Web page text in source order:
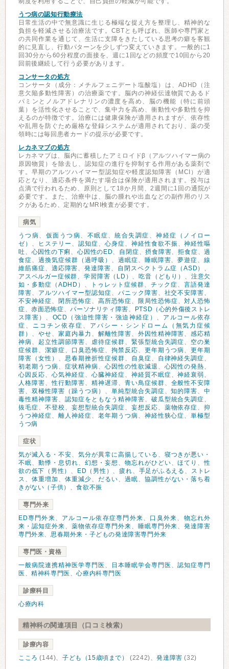
うつ病の認知行動療法
日常生活の中で無意識に生じる極端な捉え方を整理し、精神的な
負担を軽減させる治療法です。CBTとも呼ばれ、医師や専門家と
の共同作業を通じて、生活に支障をきたしている思考の癖を客観
的に見直し、行動パターンを少しずつ変えていきます。一般的に1
回30分から60分程度の面接を、週に1回などの頻度で10回から20
回前後継続して行う必要があります。
コンサータの処方
コンサータ（成分：メチルフェニデート塩酸塩）は、ADHD（注
意欠陥多動性障害）の治療薬です。脳内の神経伝達物質であるド
パミンとノルアドレナリンの濃度を高め、脳の機能（特に前頭
葉）を活性化させることで、集中力を高め、衝動性や多動性を抑
えるのが特徴です。治療には健康保険が適用されますが、依存性
や乱用を防ぐため厳格な登録システムが適用されており、薬の受
領時には毎回患者カードの提示が必要です。
レカネマブの処方
レカネマブは、脳内に蓄積したアミロイドβ（アルツハイマー病の
原因物質）を除去し、認知症の進行を抑制する作用がある薬剤で
す。早期のアルツハイマー型認知症や軽度認知障害（MCI）が適
応となり、適応条件を満たす場合は保険が適用されます。投与は
点滴で行われるため、原則として18か月間、2週間に1回の通院が
必要です。また、治療中は、脳の腫れや出血などの副作用のリス
クがあるため、定期的なMRI検査が必要です。
病気
うつ病、 仮面うつ病、 不眠症、統合失調症 、神経症（ノイロー
ゼ） 、 ヒステリー 、 認知症、 心身症、 神経性食欲不振 、神経性嘔
吐、 心因性の下痢 、 心因性のED、 自閉症、摂食障害、拒食症、過
食症、 過換気症候群（過呼吸） 、 過眠症、 睡眠障害、夢遊症、線
維筋痛症、 適応障害、発達障害、 自閉スペクトラム症（ASD） 、
アスペルガー症候群、学習障害（LD） 、吃音（どもり） 、 注意欠
如・多動症（ADHD） 、 トゥレット症候群、チック症、言語発達
障害、 アルツハイマー型認知症、 パニック障害、 社交不安障害、
不安神経症、 閉所恐怖症、 高所恐怖症、 限局性恐怖症、対人恐怖
症、赤面恐怖症、パーソナリティ障害、
PTSD（心的外傷後ストレ
ス障害） 、 OCD（強迫性障害・強迫神経症） 、 アルコール依存
症 、 ニコチン依存症 、 アパシー・シンドローム（無気力症候
群） 、 やせ、 家庭内暴力 、 解離性障害、 外因性精神障害、感応精
神病、 起立性調節障害、 虐待症候群、 緊張型統合失調症、 空の巣
症候群、 潔癖症、 口臭恐怖症、 拘禁反応、 更年期うつ病、更年期
障害（女性） 、 思春期挫折性症候群、 自臭症、 自律神経失調症、
初老期うつ病、 症状精神病、 心因性の性欲減退 、 心因性の発熱、
心因反応、 心気神経症、 心臓神経症、 神経質不眠症、神経衰弱、
人格障害、性行動障害、 精神遅滞、 青い鳥症候群、 全般性不安障
害、 双極性障害（躁うつ病） 、 単純型統合失調症、知的障害、中
毒性精神障害、 認知症をともなう精神障害、 破瓜型統合失調症、
抜毛症、 不登校、 妄想型統合失調症、 妄想反応、 薬物依存症、抑
うつ神経症、 離人神経症、 老年期うつ病、 神経性狭心症、単極型
うつ病
症状
気が滅入る・不安、 気分が異常に高揚している 、 寝つきが悪い・
不眠、 動悸・息切れ、 幻想・妄想 、 物忘れがひどい、ほてり 、性
欲の低下（男性） 、 ED（男性） 、疲れ、 手足がふるえる 、 ストレ
ス 、 体重増加 、 体重減少、 だるい、 過眠、 協調性がない・落ち着
きがない（子供） 、食欲不振
専門外来
ED専門外来、 アルコール依存症専門外来、 口臭外来、 物忘れ外
来・認知症外来、 薬物依存症専門外来、 睡眠専門外来、発達障害
専門外来、思春期外来・子どもの発達障害専門外来
専門医・資格
一般病院連携精神医学専門医 、 日本睡眠学会専門医 、認知症専門
医 、精神科専門医 、心療内科専門医
診療科目
心療内科
精神科の関連項目（口コミ検索）
診療内容
こころ (144)、子ども（15歳頃まで） (2242)、発達障害 (32)